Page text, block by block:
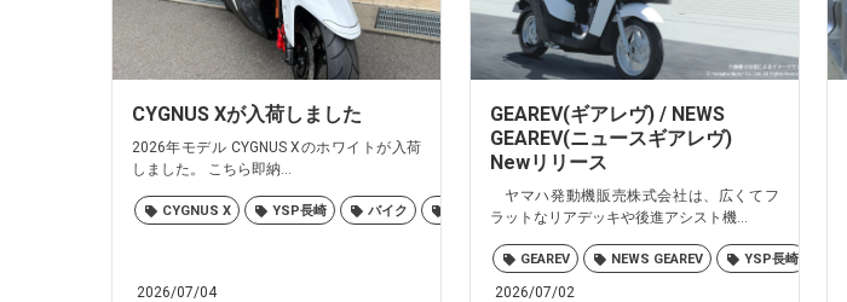
CYGNUS Xが入荷しました
2026年モデル CYGNUS Xのホワイトが入荷
しました。 こちら即納...
CYGNUS X YSP長崎 バイク 佐世保 大村 島原
2026/07/04
GEAREV(ギアレヴ) / NEWS
GEAREV(ニュースギアレヴ)
Newリリース
ヤマハ発動機販売株式会社は、広くてフ
ラットなリアデッキや後進アシスト機...
GEAREV NEWS GEAREV YSP長崎
2026/07/02